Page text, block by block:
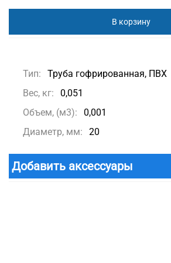
В корзину
Тип:
Труба гофрированная, ПВХ
Вес, кг:
0,051
Объем, (м3):
0,001
Диаметр, мм:
20
Добавить аксессуары